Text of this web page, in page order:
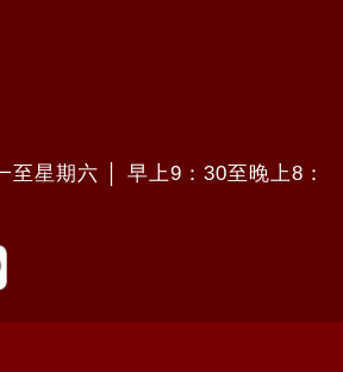
至星期六 │ 早上9：30至晚上8：